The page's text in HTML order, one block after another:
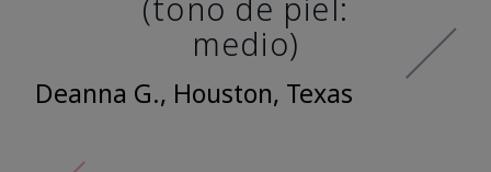
medio)
Deanna G., Houston, Texas